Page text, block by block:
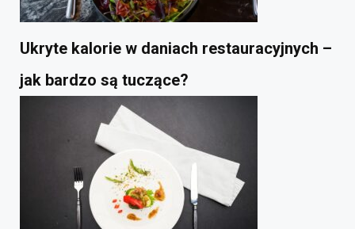
Ukryte kalorie w daniach restauracyjnych –
jak bardzo są tuczące?